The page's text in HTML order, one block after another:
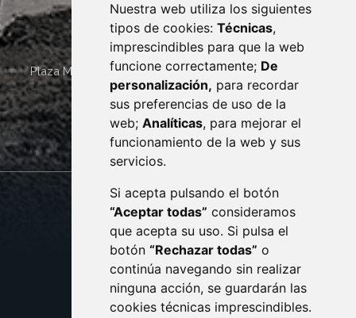
Nuestra web utiliza los siguientes
tipos de cookies: Técnicas,
imprescindibles para que la web
funcione correctamente; De
personalización, para recordar
sus preferencias de uso de la
web; Analíticas, para mejorar el
funcionamiento de la web y sus
servicios.
Si acepta pulsando el botón
“Aceptar todas” consideramos
que acepta su uso. Si pulsa el
botón “Rechazar todas” o
continúa navegando sin realizar
ninguna acción, se guardarán las
cookies técnicas imprescindibles.
Plaza Mayor 4 22400 MONZÓN - ARAGÓN (ESPAÑA)
· (34) 974 400 700 ·
sac@monzon.es
monzon.es
CONTACTO
AVISO LEGAL
PROTECCIÓN DE DATOS
POLÍTICA DE COOKIES
ACCESIBILIDAD
ENLACE EXTERNO AL